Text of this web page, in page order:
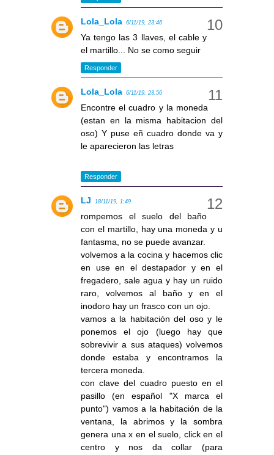
Lola_Lola 6/11/19, 23:46
Ya tengo las 3 llaves, el cable y
el martillo... No se como seguir
Responder
Lola_Lola 6/11/19, 23:56
Encontre el cuadro y la moneda
(estan en la misma habitacion del
oso) Y puse eñ cuadro donde va y
le aparecieron las letras
Responder
LJ 18/11/19, 1:49
rompemos el suelo del baño
con el martillo, hay una moneda y u
fantasma, no se puede avanzar.
volvemos a la cocina y hacemos clic
en use en el destapador y en el
fregadero, sale agua y hay un ruido
raro, volvemos al baño y en el
inodoro hay un frasco con un ojo.
vamos a la habitación del oso y le
ponemos el ojo (luego hay que
sobrevivir a sus ataques) volvemos
donde estaba y encontramos la
tercera moneda.
con clave del cuadro puesto en el
pasillo (en español "X marca el
punto") vamos a la habitación de la
ventana, la abrimos y la sombra
genera una x en el suelo, click en el
centro y nos da collar (para